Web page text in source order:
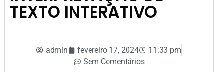
TEXTO INTERATIVO
admin fevereiro 17, 2024
11:33 pm
Sem Comentários